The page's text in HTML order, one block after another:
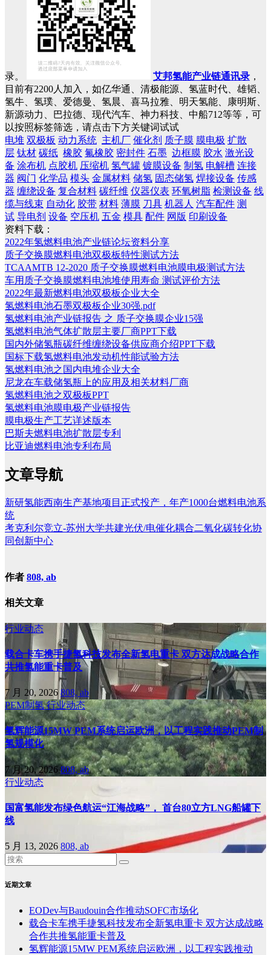
录。 艾邦氢能产业链通讯录 ，
目前有2200人加入，如亿华通、清极能源、氢蓝时代、雄韬、
氢牛、氢璞、爱德曼、氢晨、喜马拉雅、明天氢能、康明斯、
新源动力、巴拉德、现代汽车、神力科技、中船712等等，可
以按照标签筛选，请点击下方关键词试试
电堆 双极板 动力系统 主机厂 催化剂 质子膜 膜电极 扩散
层 钛材 碳纸 橡胶 氟橡胶 密封件 石墨 边框膜 胶水 激光设
备 涂布机 点胶机 压缩机 氢气罐 镀膜设备 制氢 电解槽 连接
器 阀门 化学品 模头 金属材料 储氢 固态储氢 焊接设备 传感
器 缠绕设备 复合材料 碳纤维 仪器仪表 环氧树脂 检测设备 线
缆与线束 自动化 胶带 材料 薄膜 刀具 机器人 汽车配件 测
试 导电剂 设备 空压机 五金 模具 配件 网版 印刷设备
资料下载：
2022年氢燃料电池产业链论坛资料分享
质子交换膜燃料电池双极板特性测试方法
TCAAMTB 12-2020 质子交换膜燃料电池膜电极测试方法
车用质子交换膜燃料电池堆使用寿命 测试评价方法
2022年最新燃料电池双极板企业大全
氢燃料电池石墨双极板企业30强.pdf
氢燃料电池产业链报告 之 质子交换膜企业15强
氢燃料电池气体扩散层主要厂商PPT下载
国内外储氢瓶碳纤维缠绕设备供应商介绍PPT下载
国标下载氢燃料电池发动机性能试验方法
氢燃料电池之国内电堆企业大全
尼龙在车载储氢瓶上的应用及相关材料厂商
氢燃料电池之双极板PPT
氢燃料电池膜电极产业链报告
膜电极生产工艺详述版本
巴斯夫燃料电池扩散层专利
比亚迪燃料电池专利布局
文章导航
新研氢能西南生产基地项目正式投产，年产1000台燃料电池系
统
考克利尔竞立-苏州大学共建光伏/电催化耦合二氧化碳转化协
同创新中心
作者 808, ab
相关文章
行业动态
载合卡车携手捷氢科技发布全新氢电重卡 双方达成战略合作
共推氢能重卡普及
7 月 20, 2026 808, ab
PEM制氢行业动态
氢辉能源15MW PEM系统启运欧洲，以工程实践推动PEM制
氢规模化
7 月 20, 2026808, ab
行业动态
国富氢能发布绿色航运“江海战略”， 首台80立方LNG船罐下
线
5 月 13, 2026 808, ab
近期文章
EODev与Baudouin合作推动SOFC市场化
载合卡车携手捷氢科技发布全新氢电重卡 双方达成战略
合作共推氢能重卡普及
氢辉能源15MW PEM系统启运欧洲，以工程实践推动